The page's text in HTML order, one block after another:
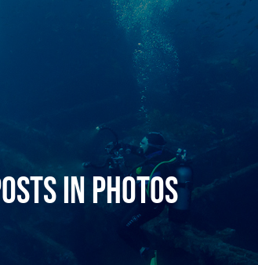
in Photos